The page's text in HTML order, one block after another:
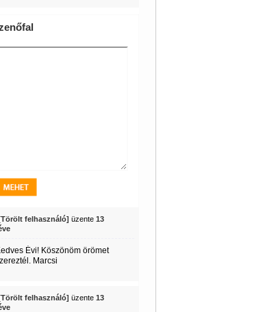
felhasználó] üzente 13
Évi! Köszönöm örömet
Marcsi
felhasználó] üzente 13